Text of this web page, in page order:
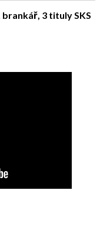
3 tituly SKS